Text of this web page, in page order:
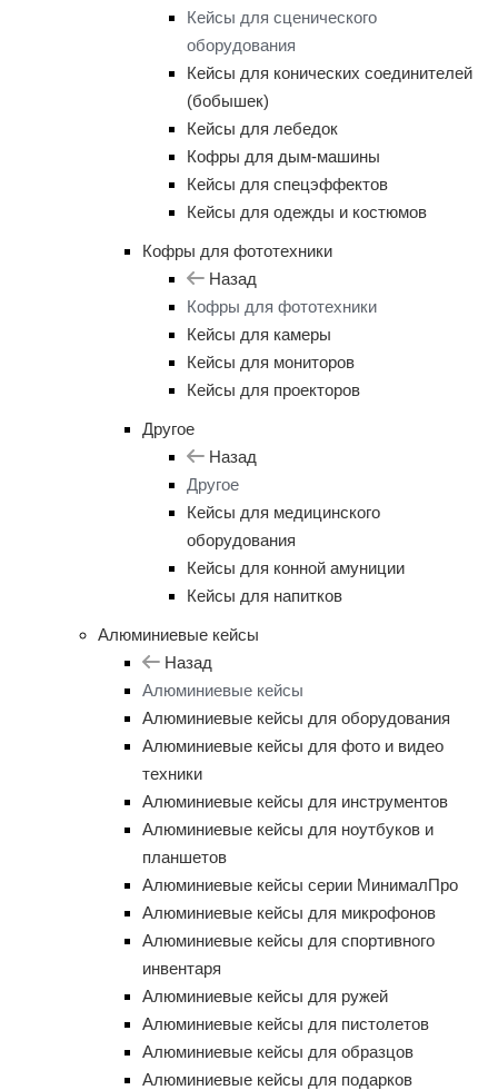
Кейсы для сценического
оборудования
Кейсы для конических соединителей
(бобышек)
Кейсы для лебедок
Кофры для дым-машины
Кейсы для спецэффектов
Кейсы для одежды и костюмов
Кофры для фототехники
Назад
Кофры для фототехники
Кейсы для камеры
Кейсы для мониторов
Кейсы для проекторов
Другое
Назад
Другое
Кейсы для медицинского
оборудования
Кейсы для конной амуниции
Кейсы для напитков
Алюминиевые кейсы
Назад
Алюминиевые кейсы
Алюминиевые кейсы для оборудования
Алюминиевые кейсы для фото и видео
техники
Алюминиевые кейсы для инструментов
Алюминиевые кейсы для ноутбуков и
планшетов
Алюминиевые кейсы серии МинималПро
Алюминиевые кейсы для микрофонов
Алюминиевые кейсы для спортивного
инвентаря
Алюминиевые кейсы для ружей
Алюминиевые кейсы для пистолетов
Алюминиевые кейсы для образцов
Алюминиевые кейсы для подарков